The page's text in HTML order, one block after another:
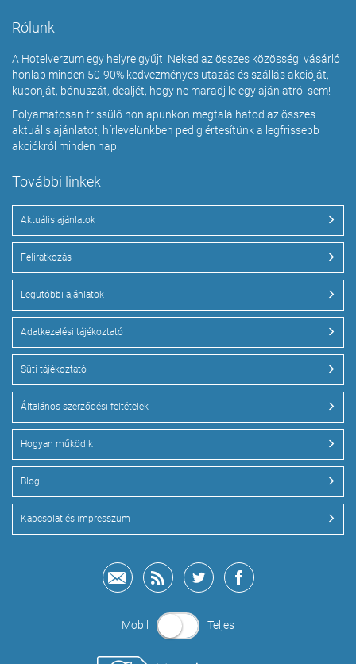
Rólunk
A Hotelverzum egy helyre gyűjti Neked az összes közösségi vásárló
honlap minden 50-90% kedvezményes utazás és szállás akcióját,
kuponját, bónuszát, dealjét, hogy ne maradj le egy ajánlatról sem!
Folyamatosan frissülő honlapunkon megtalálhatod az összes
aktuális ajánlatot, hírlevelünkben pedig értesítünk a legfrissebb
akciókról minden nap.
További linkek
Aktuális ajánlatok
Feliratkozás
Legutóbbi ajánlatok
Adatkezelési tájékoztató
Süti tájékoztató
Általános szerződési feltételek
Hogyan működik
Blog
Kapcsolat és impresszum
Mobil Teljes